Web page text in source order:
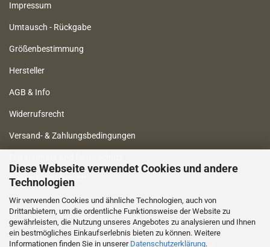
Diese Webseite verwendet Cookies und andere
Technologien
Wir verwenden Cookies und ähnliche Technologien, auch von
Drittanbietern, um die ordentliche Funktionsweise der Website zu
gewährleisten, die Nutzung unseres Angebotes zu analysieren und Ihnen
ein bestmögliches Einkaufserlebnis bieten zu können. Weitere
Informationen finden Sie in unserer Datenschutzerklärung.
Impressum
Umtausch - Rückgabe
Größenbestimmung
Hersteller
AGB & Info
Widerrufsrecht
Versand- & Zahlungsbedingungen
Cookie Einstellungen
Öffnungszeiten Lagerverkauf
Montag geschlossen!